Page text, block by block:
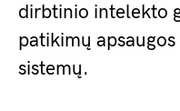
dirbtinio intelekto
patikimų
sistemų.